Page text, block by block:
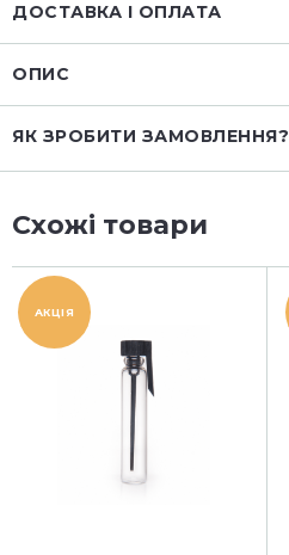
ДОСТАВКА І ОПЛАТА
ОПИС
ЯК ЗРОБИТИ ЗАМОВЛЕННЯ?
Схожі товари
АКЦІЯ